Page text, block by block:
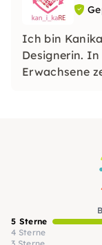
Ich bin
Designerin.
Erwachsene
5 Sterne
4 Sterne
3 Sterne